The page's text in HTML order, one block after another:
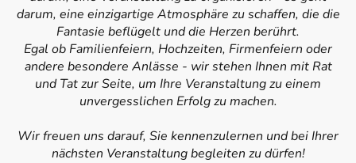
darum, eine einzigartige Atmosphäre zu schaffen, die die
Fantasie beflügelt und die Herzen berührt.
Egal ob Familienfeiern, Hochzeiten, Firmenfeiern oder
andere besondere Anlässe - wir stehen Ihnen mit Rat
und Tat zur Seite, um Ihre Veranstaltung zu einem
unvergesslichen Erfolg zu machen.
Wir freuen uns darauf, Sie kennenzulernen und bei Ihrer
nächsten Veranstaltung begleiten zu dürfen!